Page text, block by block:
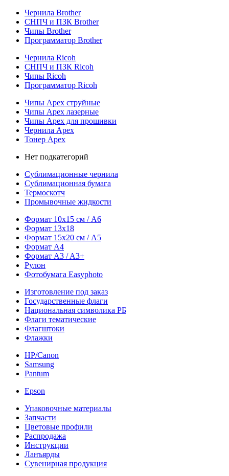
Чернила Brother
СНПЧ и ПЗК Brother
Чипы Brother
Программатор Brother
Чернила Ricoh
СНПЧ и ПЗК Ricoh
Чипы Ricoh
Программатор Ricoh
Чипы Apex струйные
Чипы Apex лазерные
Чипы Apex для прошивки
Чернила Apex
Тонер Apex
Нет подкатегорий
Сублимационные чернила
Сублимационная бумага
Термоскотч
Промывочные жидкости
Формат 10х15 см / A6
Формат 13х18
Формат 15х20 см / A5
Формат А4
Формат A3 / A3+
Рулон
Фотобумага Easyphoto
Изготовление под заказ
Государственные флаги
Национальная символика РБ
Флаги тематические
Флагштоки
Флажки
HP/Canon
Samsung
Pantum
Epson
Упаковочные материалы
Запчасти
Цветовые профили
Распродажа
Инструкции
Ланъярды
Сувенирная продукция